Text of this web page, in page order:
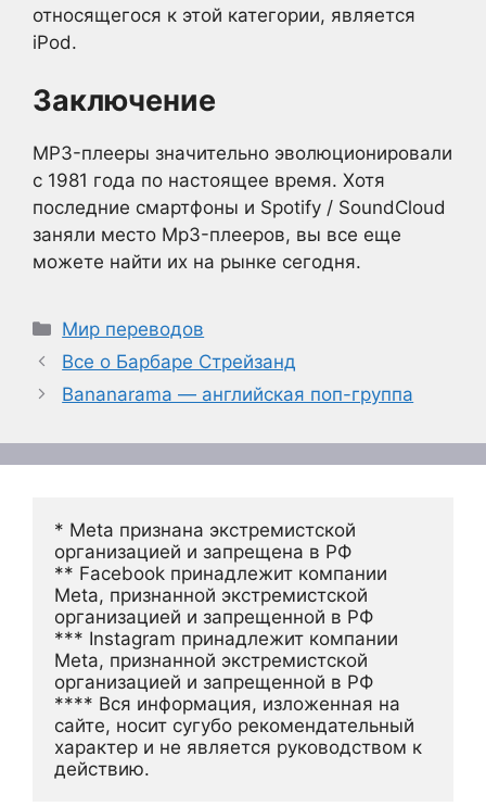
относящегося к этой категории, является
iPod.
Заключение
MP3-плееры значительно эволюционировали
с 1981 года по настоящее время. Хотя
последние смартфоны и Spotify / SoundCloud
заняли место Mp3-плееров, вы все еще
можете найти их на рынке сегодня.
Рубрики
Мир переводов
Все о Барбаре Стрейзанд
Bananarama — английская поп-группа
* Meta признана экстремистской
организацией и запрещена в РФ
** Facebook принадлежит компании
Meta, признанной экстремистской
организацией и запрещенной в РФ
*** Instagram принадлежит компании
Meta, признанной экстремистской
организацией и запрещенной в РФ
**** Вся информация, изложенная на
сайте, носит сугубо рекомендательный
характер и не является руководством к
действию.